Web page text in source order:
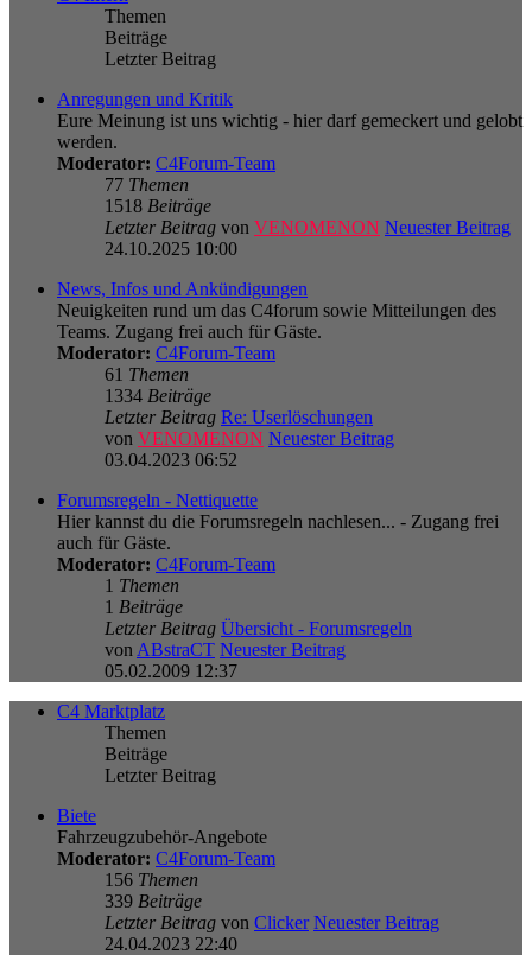
Themen
Beiträge
Letzter Beitrag
Anregungen und Kritik
Eure Meinung ist uns wichtig - hier darf gemeckert und gelobt
werden.
Moderator: C4Forum-Team
77 Themen
1518 Beiträge
Letzter Beitrag von VENOMENON Neuester Beitrag
24.10.2025 10:00
News, Infos und Ankündigungen
Neuigkeiten rund um das C4forum sowie Mitteilungen des
Teams. Zugang frei auch für Gäste.
Moderator: C4Forum-Team
61 Themen
1334 Beiträge
Letzter Beitrag Re: Userlöschungen
von VENOMENON Neuester Beitrag
03.04.2023 06:52
Forumsregeln - Nettiquette
Hier kannst du die Forumsregeln nachlesen... - Zugang frei
auch für Gäste.
Moderator: C4Forum-Team
1 Themen
1 Beiträge
Letzter Beitrag Übersicht - Forumsregeln
von ABstraCT Neuester Beitrag
05.02.2009 12:37
C4 Marktplatz
Themen
Beiträge
Letzter Beitrag
Biete
Fahrzeugzubehör-Angebote
Moderator: C4Forum-Team
156 Themen
339 Beiträge
Letzter Beitrag von Clicker Neuester Beitrag
24.04.2023 22:40